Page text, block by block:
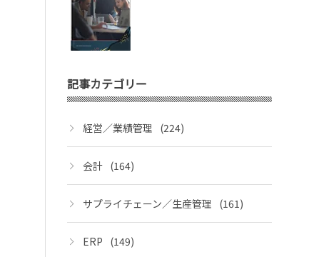
記事カテゴリー
経営／業績管理 (224)
会計 (164)
サプライチェーン／生産管理 (161)
ERP (149)